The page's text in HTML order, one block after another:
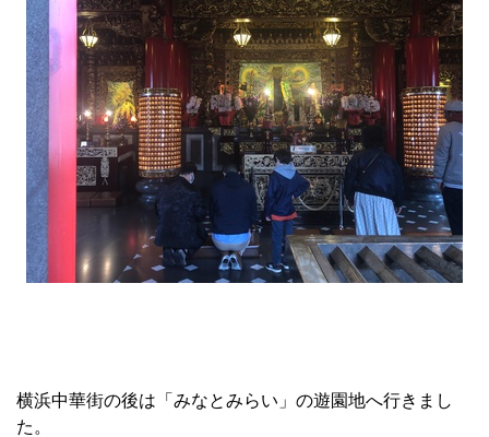
横浜中華街の後は「みなとみらい」の遊園地へ行きまし
た。